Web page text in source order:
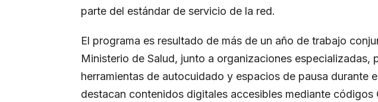
parte del estándar de servicio de la red.
El programa es resultado de más de un año de trabajo
Ministerio de Salud, junto a organizaciones especializadas,
herramientas de autocuidado y espacios de pausa durante
destacan contenidos digitales accesibles mediante códigos